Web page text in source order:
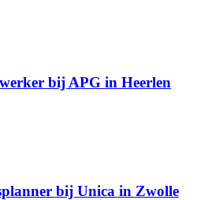
bij APG in Heerlen
bij Unica in Zwolle